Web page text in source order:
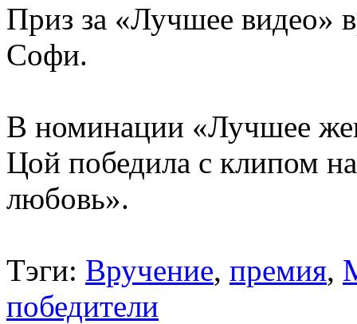
Приз за «Лучшее видео»
Софи.
В номинации «Лучшее
Цой победила с клипом
любовь».
Тэги: Вручение, премия,
победители